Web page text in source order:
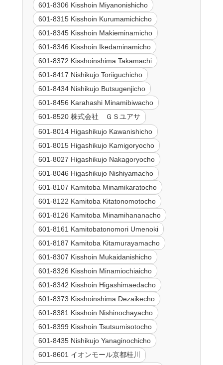
601-8306 Kisshoin Miyanonishicho
601-8315 Kisshoin Kurumamichicho
601-8345 Kisshoin Makieminamicho
601-8346 Kisshoin Ikedaminamicho
601-8372 Kisshoinshima Takamachi
601-8417 Nishikujo Toriiguchicho
601-8434 Nishikujo Butsugenjicho
601-8456 Karahashi Minamibiwacho
601-8520 株式会社 ＧＳユアサ
601-8014 Higashikujo Kawanishicho
601-8015 Higashikujo Kamigoryocho
601-8027 Higashikujo Nakagoryocho
601-8046 Higashikujo Nishiyamacho
601-8107 Kamitoba Minamikaratocho
601-8122 Kamitoba Kitatonomotocho
601-8126 Kamitoba Minamihananacho
601-8161 Kamitobatonomori Umenoki
601-8187 Kamitoba Kitamurayamacho
601-8307 Kisshoin Mukaidanishicho
601-8326 Kisshoin Minamiochiaicho
601-8342 Kisshoin Higashimaedacho
601-8373 Kisshoinshima Dezaikecho
601-8381 Kisshoin Nishinochayacho
601-8399 Kisshoin Tsutsumisotocho
601-8435 Nishikujo Yanaginochicho
601-8601 イオンモール京都桂川